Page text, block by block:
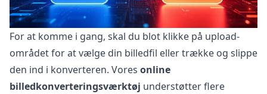
For at komme i gang, skal du blot klikke på upload-
området for at vælge din billedfil eller trække og slippe
den ind i konverteren. Vores online
billedkonverteringsværktøj understøtter flere